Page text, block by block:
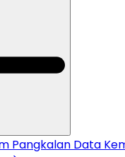
Pangkalan Data